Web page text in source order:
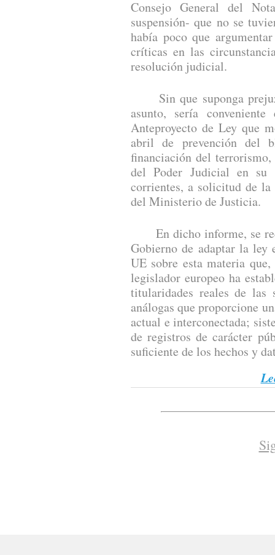
Consejo General del
suspensión- que no se
había poco que
críticas en las
resolución judicial.
Sin que suponga
asunto, sería
Anteproyecto de Ley que
abril de prevención del
financiación del
del Poder Judicial en
corrientes, a solicitud de la
del Ministerio de Justicia.
En dicho informe, se
Gobierno de adaptar la
UE sobre esta materia
legislador europeo ha
titularidades reales de las
análogas que proporcione
actual e interconectada;
de registros de carácter
suficiente de los hechos y